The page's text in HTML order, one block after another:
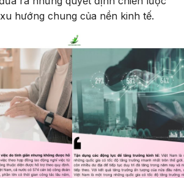
hướng chung của nền kinh tế.